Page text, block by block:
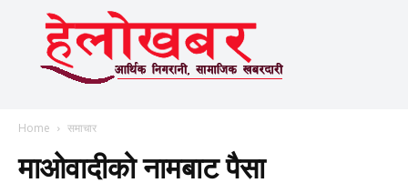
Home समाचार
माओवादीको नामबाट पैसा